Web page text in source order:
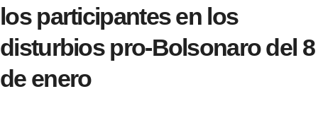
los participantes en los
disturbios pro-Bolsonaro del 8
de enero